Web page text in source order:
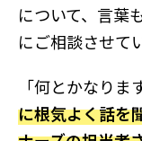
について、言葉
にご相談させて
「何とかなりま
に根気よく話を